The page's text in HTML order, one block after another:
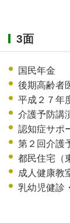
3面
国民年金
後期高齢者
平成２７年
介護予防講
認知症サポ
第２回介護
都民住宅（
成人健康教
乳幼児健診